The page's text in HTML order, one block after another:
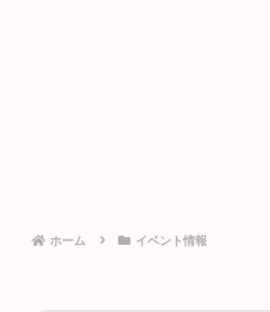
ホーム イベント情報